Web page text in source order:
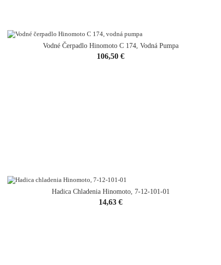
Vodné Čerpadlo Hinomoto C 174, Vodná Pumpa
Cena
106,50 €
Hadica Chladenia Hinomoto, 7-12-101-01
Cena
14,63 €